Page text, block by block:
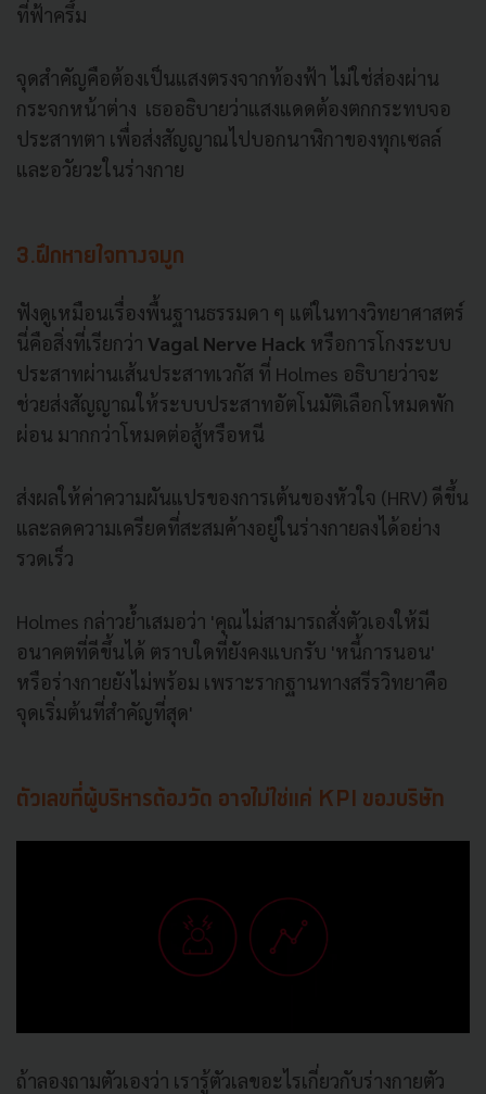
ที่ฟ้าครึ้ม
จุดสำคัญคือต้องเป็นแสงตรงจากท้องฟ้า ไม่ใช่ส่องผ่าน
กระจกหน้าต่าง เธออธิบายว่าแสงแดดต้องตกกระทบจอ
ประสาทตา เพื่อส่งสัญญาณไปบอกนาฬิกาของทุกเซลล์
และอวัยวะในร่างกาย
3.ฝึกหายใจทางจมูก
ฟังดูเหมือนเรื่องพื้นฐานธรรมดา ๆ แต่ในทางวิทยาศาสตร์
นี่คือสิ่งที่เรียกว่า Vagal Nerve Hack หรือการโกงระบบ
ประสาทผ่านเส้นประสาทเวกัส ที่ Holmes อธิบายว่าจะ
ช่วยส่งสัญญาณให้ระบบประสาทอัตโนมัติเลือกโหมดพัก
ผ่อน มากกว่าโหมดต่อสู้หรือหนี
ส่งผลให้ค่าความผันแปรของการเต้นของหัวใจ (HRV) ดีขึ้น
และลดความเครียดที่สะสมค้างอยู่ในร่างกายลงได้อย่าง
รวดเร็ว
Holmes กล่าวย้ำเสมอว่า 'คุณไม่สามารถสั่งตัวเองให้มี
อนาคตที่ดีขึ้นได้ ตราบใดที่ยังคงแบกรับ 'หนี้การนอน'
หรือร่างกายยังไม่พร้อม เพราะรากฐานทางสรีรวิทยาคือ
จุดเริ่มต้นที่สำคัญที่สุด'
ตัวเลขที่ผู้บริหารต้องวัด อาจไม่ใช่แค่ KPI ของบริษัท
ถ้าลองถามตัวเองว่า เรารู้ตัวเลขอะไรเกี่ยวกับร่างกายตัว